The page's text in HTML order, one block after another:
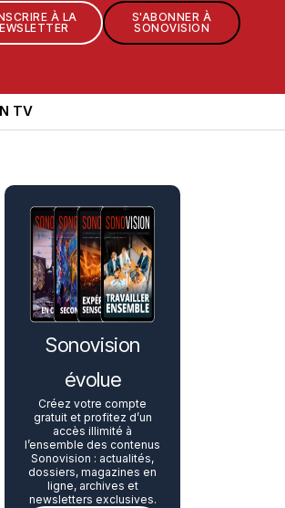
À LA
S'ABONNER À
SONOVISION
TV
Sonovision
évolue
Créez votre compte
gratuit et profitez d’un
accès illimité à
l’ensemble des contenus
Sonovision : actualités,
dossiers, magazines en
ligne, archives et
newsletters exclusives.